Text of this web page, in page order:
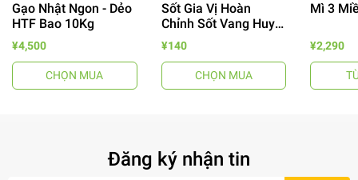
- 64%
Gạo Nhật Ngon - Dẻo
HTF Bao 10Kg
¥4,500
CHỌN MUA
Sốt Gia Vị Hoàn
Chỉnh Sốt Vang Huy
Tuấn
¥140
CHỌN MUA
Mì 3
¥2,290
Đăng ký nhận tin